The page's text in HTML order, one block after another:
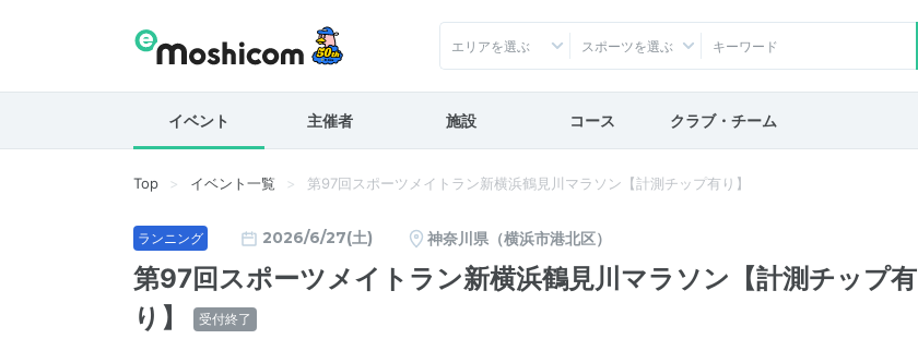
エリアを選ぶ スポーツを選ぶ
イベント 主催者 施設 コース クラブ・チーム
Top イベント一覧 第97回スポーツメイトラン新横浜鶴見川マラソン【計測チップ有り】
ランニング 2026/6/27(土) 神奈川県（横浜市港北区）
第97回スポーツメイトラン新横浜鶴見川マラソン【計測チップ有
り】
受付終了